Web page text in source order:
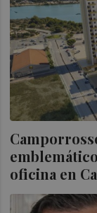
oficina en